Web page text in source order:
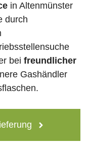
in Altenmünster
durch
bei freundlicher
Gashändler